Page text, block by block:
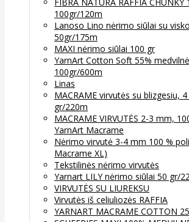
100gr/120m
Lanoso Lino nėrimo siūlai su
50gr/175m
MAXI nėrimo siūlai 100 gr
YarnArt Cotton Soft 55%
100gr/600m
Linas
MACRAME virvutės su blizgesiu,
gr/220m
MACRAME VIRVUTĖS 2-3 mm,
YarnArt Macrame
Nėrimo virvutė 3-4 mm 100 %
Macrame XL)
Tekstilinės nėrimo virvutės
Yarnart LILY nėrimo siūlai 50 gr/
VIRVUTĖS SU LIUREKSU
Virvutės iš celiuliozės RAFFIA
YARNART MACRAME COTTON